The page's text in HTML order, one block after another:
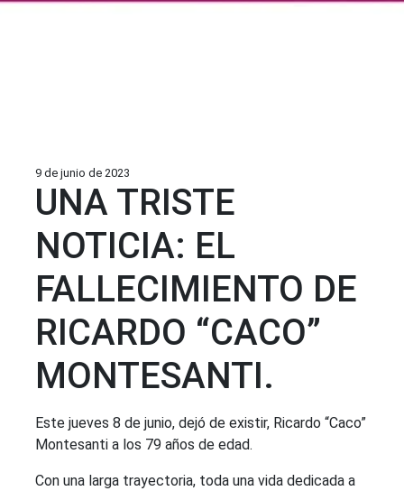
9 de junio de 2023
UNA TRISTE
NOTICIA: EL
FALLECIMIENTO DE
RICARDO “CACO”
MONTESANTI.
Este jueves 8 de junio, dejó de existir, Ricardo “Caco”
Montesanti a los 79 años de edad.
Con una larga trayectoria, toda una vida dedicada a